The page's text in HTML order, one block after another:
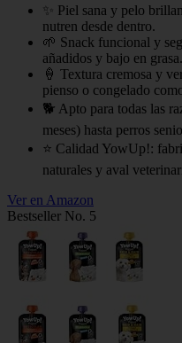
✨ Piel sana y pelo
nutren desde dentro.
🌱 Snack funcional y
añadidos y bajo en grasa.
🍦 Textura cremosa y
pienso o congelado
🐕 Apto para todas las
meses) hasta perros
⭐ Calidad YowUp!:
naturales y aval
Ver en Amazon
Bestseller No. 5